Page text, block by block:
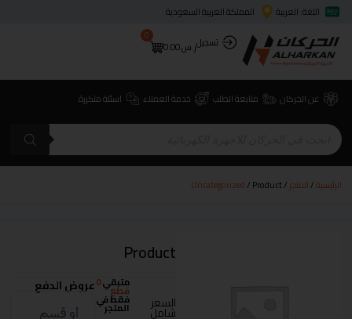
اللغة: العربية
المملكة العربية السعودية
تسجيلر.س0.00
0
عن الحركان متابعة الطلب خدمة العملاء اسئلة متكررة
الرئيسية/المتجر/
Uncategorized/ Product
Product
السعر
شامل
متبقي0
قطع
فقط في
المتجر
عروض الدفع